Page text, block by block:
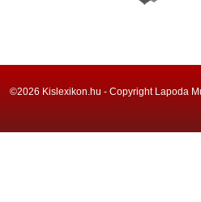
©2026 Kislexikon.hu - Copyright Lapoda